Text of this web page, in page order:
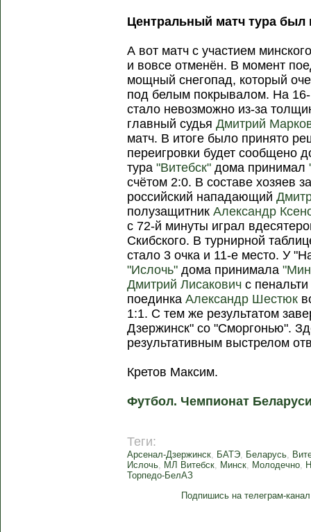
Центральный матч тура был
А вот матч с участием
и вовсе отменён. В момент
мощный снегопад, который
под белым покрывалом. На 16-
стало невозможно из-за
главный судьяДмитрий
матч. В итоге было принято
переигровки будет сообщено
тура"Витебск" дома принимал
счётом 2:0. В составе хозяев
российский нападающий
полузащитникАлександр
с 72-й минуты играл
Скибского. В турнирной
стало 3 очка и 11-е место. У
"Ислочь" дома принимала
Дмитрий Лисакович с
поединкаАлександр Шестюк
1:1. С тем же результатом
Дзержинск" со "Сморгонью".
результативным выстрелом
Кретов Максим.
Футбол. Чемпионат
Теги:
Арсенал-Дзержинск, БАТЭ, Беларусь,
Ислочь, МЛ Витебск, Минск, Молодечно,
Торпедо-БелАЗ
Подпишись на телеграм-